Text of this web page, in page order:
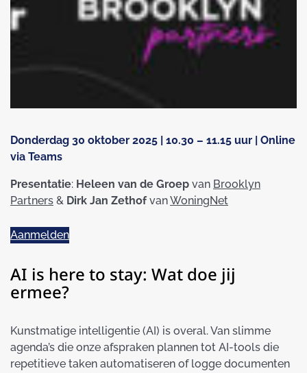
Donderdag 30 oktober 2025 | 10.30 – 11.15 uur | Online
via Teams
Presentatie: Heleen van de Groep van Brooklyn
Partners & Dirk Jan ZethofvanWoningNet
Aanmelden
AI is here to stay: Wat doe jij
ermee?
Kunstmatige intelligentie (AI) is overal. Van slimme
agenda’s die onze afspraken plannen tot AI-tools die
repetitieve taken automatiseren of logge documenten